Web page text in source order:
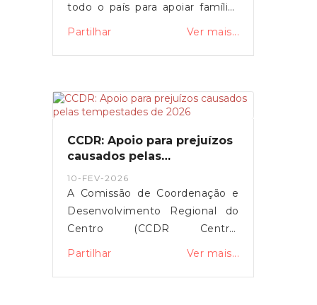
todo o país para apoiar famílias
em situação de vulnerabilidade
de gás. O primeiro-ministro Luís
aumento da comparticipação de
15 para 25 euros durante os
justificando a medida com o
impacto da guerra no Médio
Oriente.
Partilhar Ver mais...
CCDR: Apoio para prejuízos
causados pelas
10-FEV-2026
A Comissão de Coordenação e
Desenvolvimento Regional do
Centro (CCDR Centro)
disponibilizou uma plataforma
prejuízos resultantes das
Partilhar Ver mais...